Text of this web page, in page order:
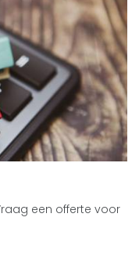
een offerte voor